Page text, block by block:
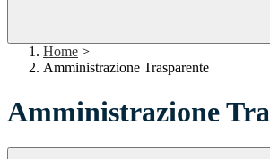
Home >
Amministrazione Trasparente
Amministrazione